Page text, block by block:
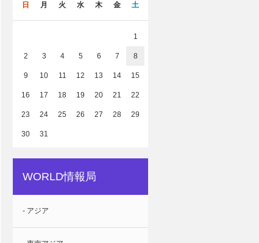
日 月 火 水 木 金 土
1
2 3 4 5 6 7 8
9 10 11 12 13 14 15
16 17 18 19 20 21 22
23 24 25 26 27 28 29
30 31
WORLD情報局
- アジア